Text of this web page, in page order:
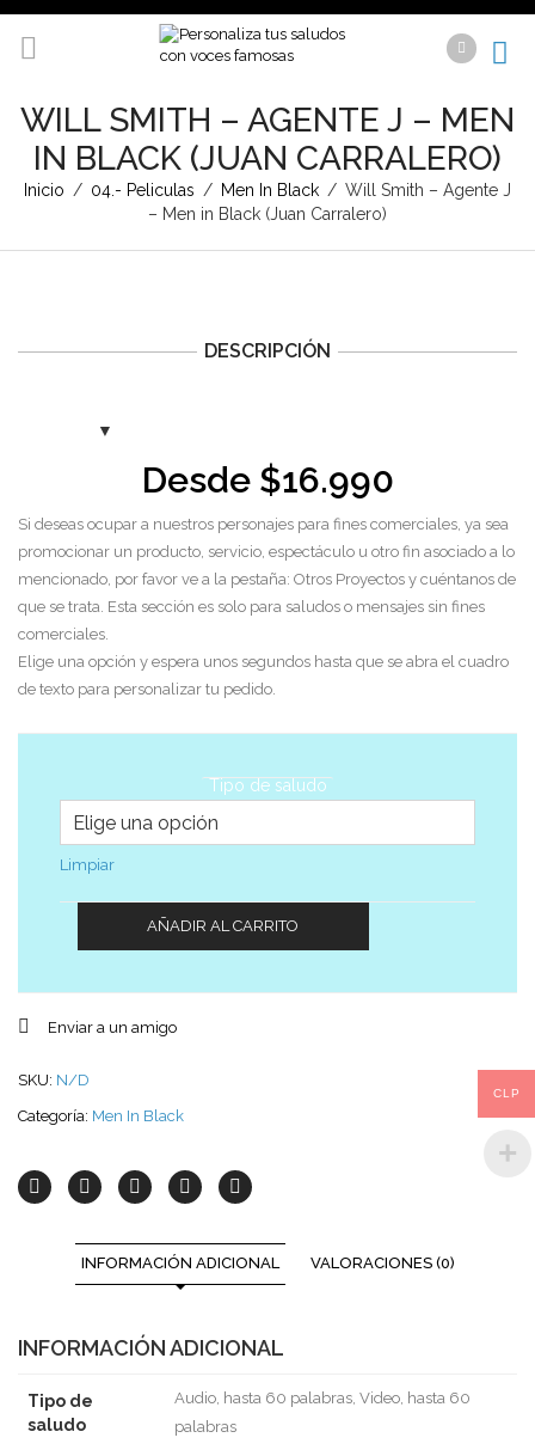
WILL SMITH – AGENTE J – MEN
IN BLACK (JUAN CARRALERO)
Inicio / 04.- Peliculas / Men In Black / Will Smith – Agente J
– Men in Black (Juan Carralero)
DESCRIPCIÓN
Desde $16.990
Si deseas ocupar a nuestros personajes para fines comerciales, ya sea
promocionar un producto, servicio, espectáculo u otro fin asociado a lo
mencionado, por favor ve a la pestaña: Otros Proyectos y cuéntanos de
que se trata. Esta sección es solo para saludos o mensajes sin fines
comerciales.
Elige una opción y espera unos segundos hasta que se abra el cuadro
de texto para personalizar tu pedido.
Tipo de saludo
Limpiar
AÑADIR AL CARRITO
Enviar a un amigo
SKU: N/D
Categoría: Men In Black
INFORMACIÓN ADICIONAL VALORACIONES (0)
INFORMACIÓN ADICIONAL
Tipo de
saludo
Audio, hasta 60 palabras, Video, hasta 60
palabras
CLP